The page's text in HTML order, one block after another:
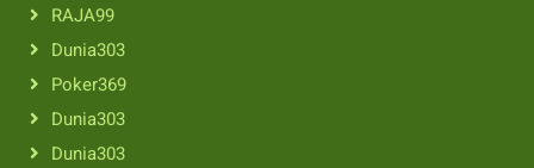
RAJA99
Dunia303
Poker369
Dunia303
Dunia303